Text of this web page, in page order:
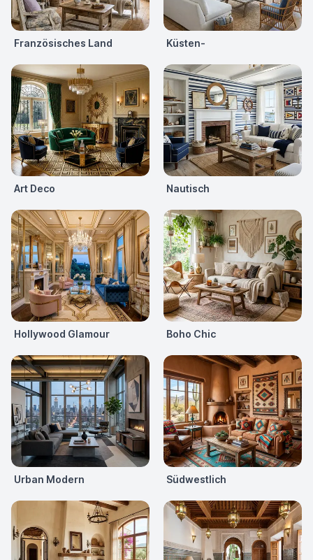
Französisches Land Küsten-
Art Deco Nautisch
Hollywood Glamour Boho Chic
Urban Modern Südwestlich